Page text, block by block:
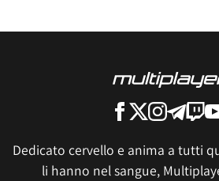
Dedicato cervello e anima a tutti
li hanno nel sangue,